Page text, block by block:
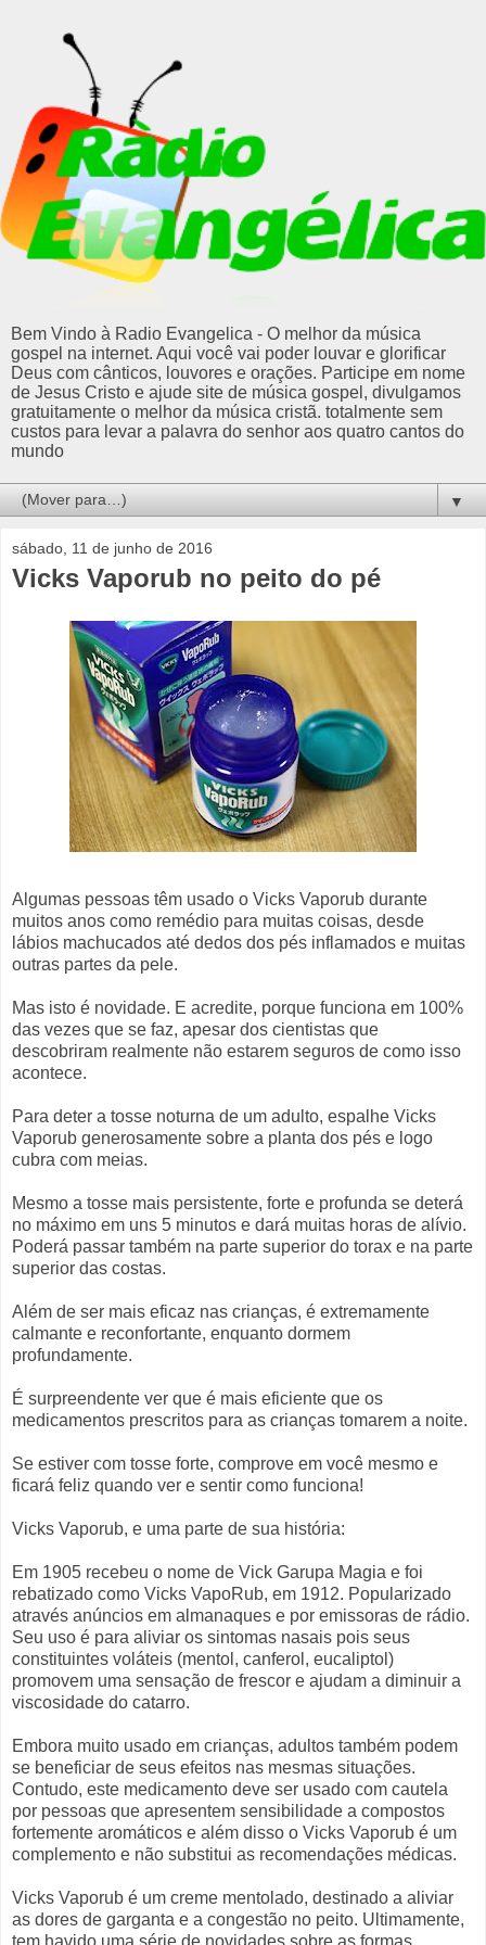
Bem Vindo à Radio Evangelica - O melhor da música
gospel na internet. Aqui você vai poder louvar e glorificar
Deus com cânticos, louvores e orações. Participe em nome
de Jesus Cristo e ajude site de música gospel, divulgamos
gratuitamente o melhor da música cristã. totalmente sem
custos para levar a palavra do senhor aos quatro cantos do
mundo
▼
sábado, 11 de junho de 2016
Vicks Vaporub no peito do pé
Algumas pessoas têm usado o Vicks Vaporub durante
muitos anos como remédio para muitas coisas, desde
lábios machucados até dedos dos pés inflamados e muitas
outras partes da pele.
Mas isto é novidade. E acredite, porque funciona em 100%
das vezes que se faz, apesar dos cientistas que
descobriram realmente não estarem seguros de como isso
acontece.
Para deter a tosse noturna de um adulto, espalhe Vicks
Vaporub generosamente sobre a planta dos pés e logo
cubra com meias.
Mesmo a tosse mais persistente, forte e profunda se deterá
no máximo em uns 5 minutos e dará muitas horas de alívio.
Poderá passar também na parte superior do torax e na parte
superior das costas.
Além de ser mais eficaz nas crianças, é extremamente
calmante e reconfortante, enquanto dormem
profundamente.
É surpreendente ver que é mais eficiente que os
medicamentos prescritos para as crianças tomarem a noite.
Se estiver com tosse forte, comprove em você mesmo e
ficará feliz quando ver e sentir como funciona!
Vicks Vaporub, e uma parte de sua história:
Em 1905 recebeu o nome de Vick Garupa Magia e foi
rebatizado como Vicks VapoRub, em 1912. Popularizado
através anúncios em almanaques e por emissoras de rádio.
Seu uso é para aliviar os sintomas nasais pois seus
constituintes voláteis (mentol, canferol, eucaliptol)
promovem uma sensação de frescor e ajudam a diminuir a
viscosidade do catarro.
Embora muito usado em crianças, adultos também podem
se beneficiar de seus efeitos nas mesmas situações.
Contudo, este medicamento deve ser usado com cautela
por pessoas que apresentem sensibilidade a compostos
fortemente aromáticos e além disso o Vicks Vaporub é um
complemento e não substitui as recomendações médicas.
Vicks Vaporub é um creme mentolado, destinado a aliviar
as dores de garganta e a congestão no peito. Ultimamente,
tem havido uma série de novidades sobre as formas